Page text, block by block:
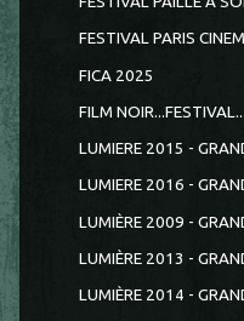
FESTIVAL PARIS
FICA 2025
FILM
LUMIERE 2015 -
LUMIERE 2016 -
LUMIÈRE 2009 -
LUMIÈRE 2013 -
LUMIÈRE 2014 -